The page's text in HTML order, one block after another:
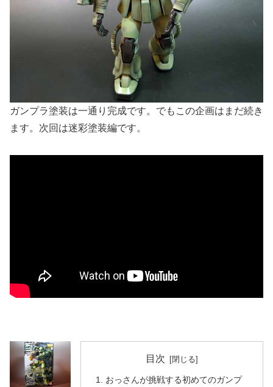
ガンプラ塗装は一通り完成です。でもこの企画はまだ続き
ます。次回は迷彩塗装編です。
目次
おっさんが挑戦する初めてのガンプ